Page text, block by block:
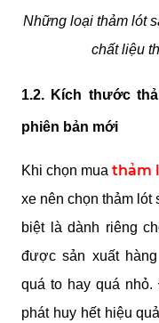
Những loại thảm lót
chất liệu
1.2. Kích thước
phiên bản mới
Khi chọn mua thảm
xe nên chọn thảm lót
biệt là dành riêng
được sản xuất
quá to hay quá
phát huy hết hiệu